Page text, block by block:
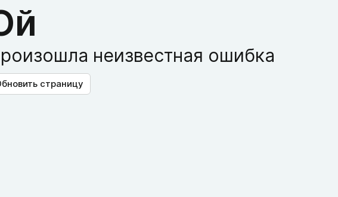
неизвестная ошибка
страницу